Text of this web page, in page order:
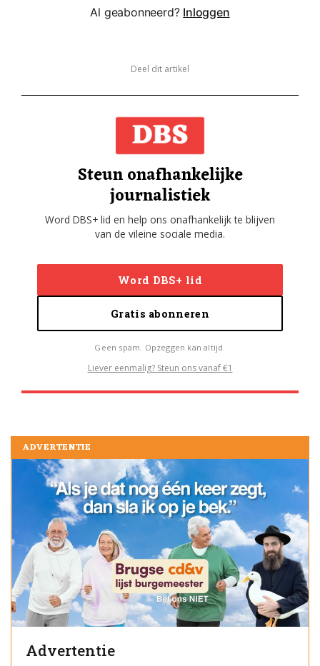
Al geabonneerd? Inloggen
Deel dit artikel
Steun onafhankelijke
journalistiek
Word DBS+ lid en help ons onafhankelijk te blijven
van de vileine sociale media.
Word DBS+ lid
Gratis abonneren
Geen spam. Opzeggen kan altijd.
Liever eenmalig? Steun ons vanaf €1
ADVERTENTIE
Advertentie